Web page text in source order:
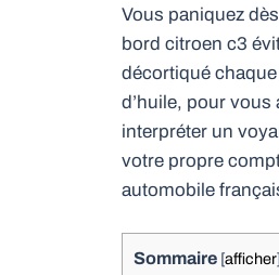
Vous paniquez
bord citroen c3
décortiqué
d’huile, pour vous
interpréter un
votre propre
automobile
Sommaire [afficher]